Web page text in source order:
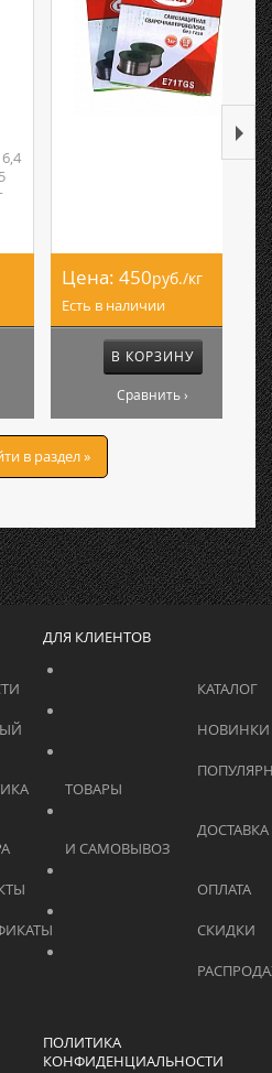
Цена: 450руб./кг
Есть в наличии
В КОРЗИНУ
Сравнить ›
в раздел »
			    		КАРЬЕРА
ДЛЯ КЛИЕНТОВ
ПОЛИТИКА
КОНФИДЕНЦИАЛЬНОСТИ